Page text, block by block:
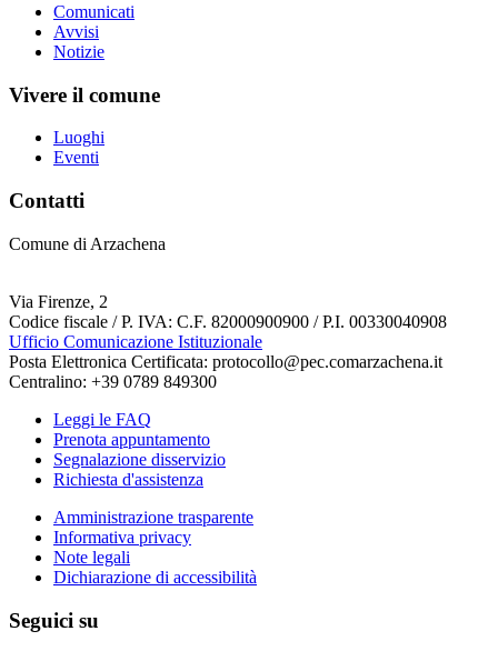
Comunicati
Avvisi
Notizie
Vivere il comune
Luoghi
Eventi
Contatti
Comune di Arzachena
Via Firenze, 2
Codice fiscale / P. IVA: C.F. 82000900900 / P.I. 00330040908
Ufficio Comunicazione Istituzionale
Posta Elettronica Certificata: protocollo@pec.comarzachena.it
Centralino: +39 0789 849300
Leggi le FAQ
Prenota appuntamento
Segnalazione disservizio
Richiesta d'assistenza
Amministrazione trasparente
Informativa privacy
Note legali
Dichiarazione di accessibilità
Seguici su